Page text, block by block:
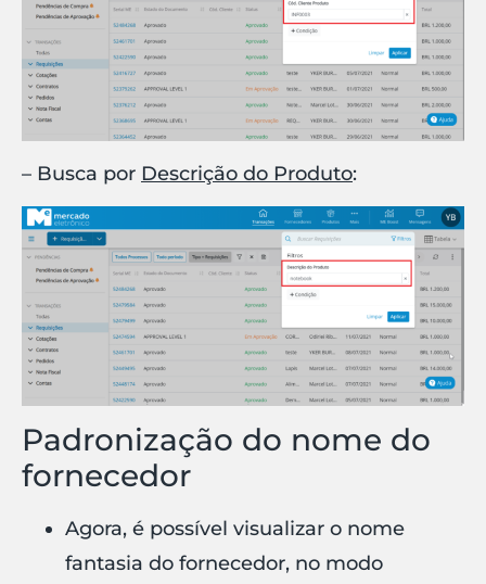
– Busca por Descrição do Produto:
Padronização do nome do
fornecedor
Agora, é possível visualizar o nome
fantasia do fornecedor, no modo